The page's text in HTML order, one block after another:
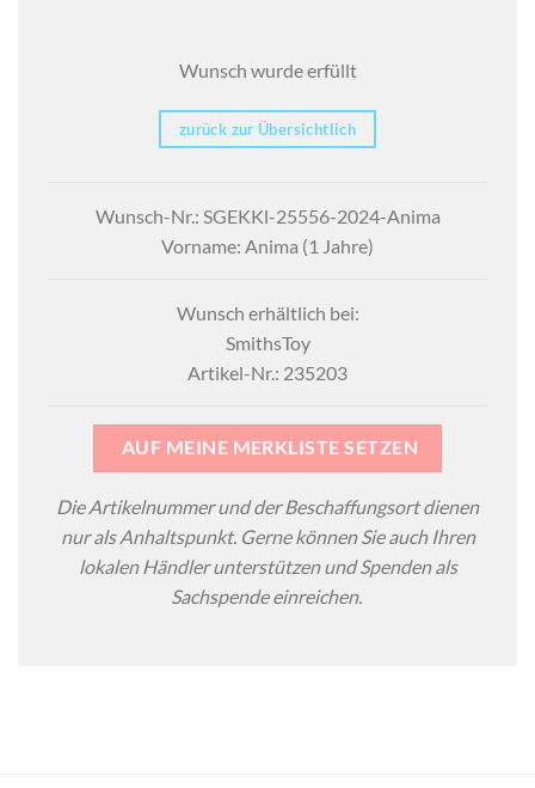
Wunsch wurde erfüllt
zurück zur Übersichtlich
Wunsch-Nr.: SGEKKl-25556-2024-Anima
Vorname: Anima (1 Jahre)
Wunsch erhältlich bei:
SmithsToy
Artikel-Nr.: 235203
AUF MEINE MERKLISTE SETZEN
Die Artikelnummer und der Beschaffungsort dienen
nur als Anhaltspunkt. Gerne können Sie auch Ihren
lokalen Händler unterstützen und Spenden als
Sachspende einreichen.